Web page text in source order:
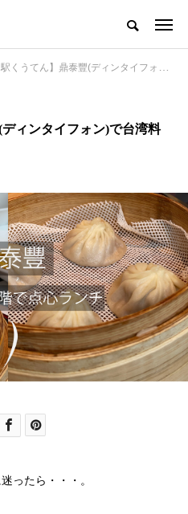
うてん】鼎泰豐(ディンタイフォン)で台湾料理の点心ランチ
ディンタイフォン)で台湾料
ったら・・・。